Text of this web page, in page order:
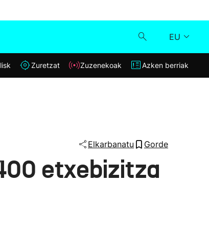
EU
Klisk
Azken berriak
Zuretzat Zuzenekoak Azken berriak
Elkarbanatu Gorde
etxebizitza